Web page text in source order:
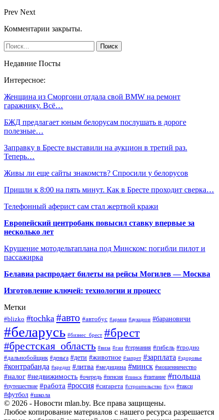
Prev Next
Комментарии закрыты.
Недавние Посты
Интересное:
Женщина из Сморгони отдала свой BMW на ремонт
гаражнику. Всё…
БЖД предлагает юным белорусам послушать в дороге
полезные…
Заправку в Бресте выставили на аукцион в третий раз.
Теперь…
Живы ли еще сайты знакомств? Спросили у белорусов
Пришли к 8:00 на пять минут. Как в Бресте проходит сверка…
Телефонный аферист сам стал жертвой кражи
Европейский центробанк повысил ставку впервые за
несколько лет
Крушение мотодельтаплана под Минском: погибли пилот и
пассажирка
Белавиа распродает билеты на рейсы Могилев — Москва
Изготовление ключей: технологии и процесс
Метки
#blizko #tochka #авто #автобус #армия #аукцион #барановичи
#беларусь #бизнес_брест #брест
#брестская_область #виза #гаи #германия #гибель #гродно
#дальнобойщик #деньга #дети #животное #запрет #зарплата #здоровье
#контрабанда #кредит #литва #медицина #минск #мошенничество
#налог #недвижимость #очередь #пенсия #пинск #питание #польша
#путешествие #работа #россия #сигарета #строительство #суд #такси
#футбол #школа
© 2026 - Новости mlan.by. Все права защищены.
Любое копирование материалов с нашего ресурса разрешается